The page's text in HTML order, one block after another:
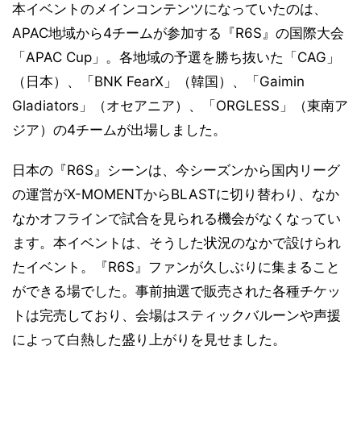
本イベントのメインコンテンツになっていたのは、
APAC地域から4チームが参加する『R6S』の国際大会
「APAC Cup」。各地域の予選を勝ち抜いた「CAG」
（日本）、「BNK FearX」（韓国）、「Gaimin
Gladiators」（オセアニア）、「ORGLESS」（東南ア
ジア）の4チームが出場しました。
日本の『R6S』シーンは、今シーズンから国内リーグ
の運営がX-MOMENTからBLASTに切り替わり、なか
なかオフラインで試合を見られる機会がなくなってい
ます。本イベントは、そうした状況のなかで設けられ
たイベント。『R6S』ファンが久しぶりに集まること
ができる場でした。事前抽選で販売された各種チケッ
トは完売しており、会場はスティックバルーンや声援
によって白熱した盛り上がりを見せました。